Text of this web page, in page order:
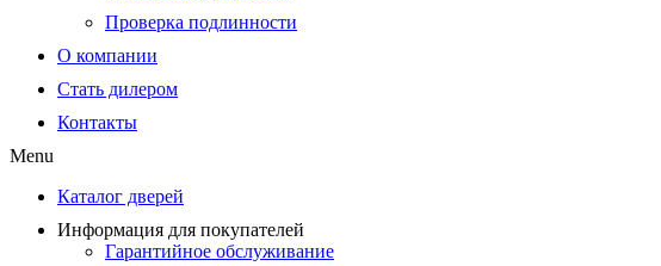
Проверка подлинности
О компании
Стать дилером
Контакты
Menu
Каталог дверей
Информация для покупателей
Гарантийное обслуживание